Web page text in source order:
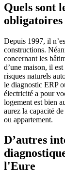
Quels sont
obligatoires
Depuis 1997, il
constructions.
concernant les
d’une maison, il
risques naturels
le diagnostic ERP
électricité a pour
logement est bien
aurez la capacité
ou appartement.
D’autres
l'Eure